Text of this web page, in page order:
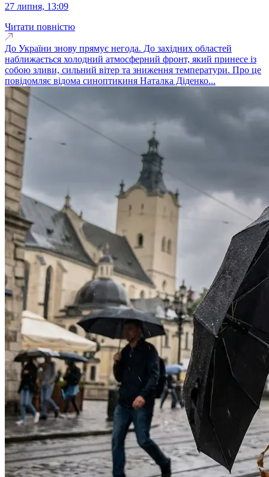
27 липня, 13:09
Читати повністю
До України знову прямує негода. До західних областей
наближається холодний атмосферний фронт, який принесе із
собою зливи, сильний вітер та зниження температури. Про це
повідомляє відома синоптикиня Наталка Діденко...